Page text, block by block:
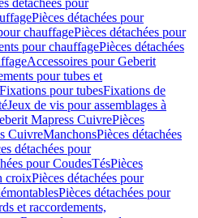
détachées pour
Pièces détachées pour
chauffagePièces détachées pour
pour chauffagePièces détachées
Accessoires pour Geberit
pour tubes et
Fixations pour tubesFixations de
Jeux de vis pour assemblages à
Mapress CuivrePièces
CuivreManchonsPièces détachées
détachées pour
pour CoudesTésPièces
croixPièces détachées pour
Pièces détachées pour
et raccordements,